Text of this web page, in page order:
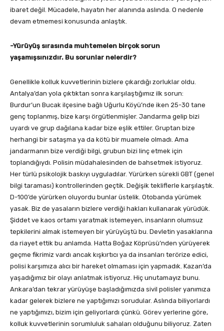
ibaret değil. Mücadele, hayatın her alanında aslında. O nedenle
devam etmemesi konusunda anlaştık.
-Yürüyüş sırasında muhtemelen birçok sorun
yaşamışsınızdır. Bu sorunlar nelerdir?
Genellikle kolluk kuvvetlerinin bizlere çıkardığı zorluklar oldu.
Antalya’dan yola çıktıktan sonra karşılaştığımız ilk sorun:
Burdur’un Bucak ilçesine bağlı Uğurlu Köyü’nde iken 25-30 tane
genç toplanmış, bize karşı örgütlenmişler. Jandarma gelip bizi
uyardı ve grup dağılana kadar bize eşlik ettiler. Gruptan bize
herhangi bir sataşma ya da kötü bir muamele olmadı. Ama
jandarmanın bize verdiği bilgi, grubun bizi linç etmek için
toplandığıydı. Polisin müdahalesinden de bahsetmek istiyoruz.
Her türlü psikolojik baskıyı uyguladılar. Yürürken sürekli GBT (genel
bilgi taraması) kontrollerinden geçtik. Değişik tekliflerle karşılaştık.
D-100’de yürürken oluyordu bunlar üstelik. Otobanda yürümek
yasak. Biz de yasaların bizlere verdiği hakları kullanarak yürüdük.
Şiddet ve kaos ortamı yaratmak istemeyen, insanların olumsuz
tepkilerini almak istemeyen bir yürüyüştü bu. Devletin yasaklarına
da riayet ettik bu anlamda. Hatta Boğaz Köprüsü’nden yürüyerek
geçme fikrimiz vardı ancak kışkırtıcı ya da insanları terörize edici,
polisi karşımıza alıcı bir hareket olmaması için yapmadık. Kazan’da
yaşadığımız bir olayı anlatmak istiyoruz. Hiç unutamayız bunu.
Ankara’dan tekrar yürüyüşe başladığımızda sivil polisler yanımıza
kadar gelerek bizlere ne yaptığımızı sorudular. Aslında biliyorlardı
ne yaptığımızı, bizim için geliyorlardı çünkü. Görev yerlerine göre,
kolluk kuvvetlerinin sorumluluk sahaları olduğunu biliyoruz. Zaten